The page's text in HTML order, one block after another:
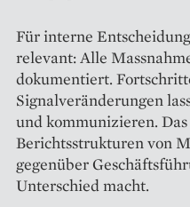
Für interne
relevant: Alle
dokumentiert.
Signalveränderungen
und kommunizieren.
Berichtsstrukturen von
gegenüber
Unterschied macht.